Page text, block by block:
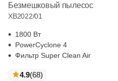
Безмешковый пылесос
XB2022/01
1800 Вт
PowerCyclone 4
Фильтр Super Clean Air
4.9(68отзывы
)